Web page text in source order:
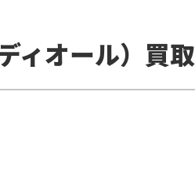
ィオール）買取